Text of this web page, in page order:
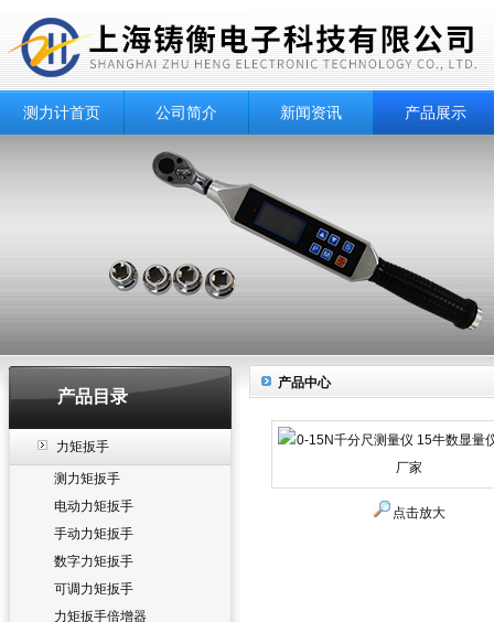
测力计首页 公司简介 新闻资讯 产品展示
产品目录
力矩扳手
测力矩扳手
电动力矩扳手
手动力矩扳手
数字力矩扳手
可调力矩扳手
力矩扳手倍增器
产品中心
点击放大